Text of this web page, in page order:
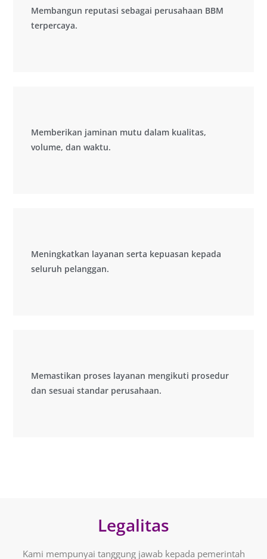
Membangun reputasi sebagai perusahaan BBM
terpercaya.
Membangun reputasi sebagai perusahaan BBM
terpercaya.
Memberikan jaminan mutu dalam kualitas,
volume, dan waktu.
Memberikan jaminan mutu dalam kualitas,
volume, dan waktu.
Meningkatkan layanan serta kepuasan kepada
seluruh pelanggan.
Meningkatkan layanan serta kepuasan kepada
seluruh pelanggan.
Memastikan proses layanan mengikuti prosedur
dan sesuai standar perusahaan.
Memastikan proses layanan mengikuti prosedur
dan sesuai standar perusahaan.
Legalitas
Kami mempunyai tanggung jawab kepada pemerintah